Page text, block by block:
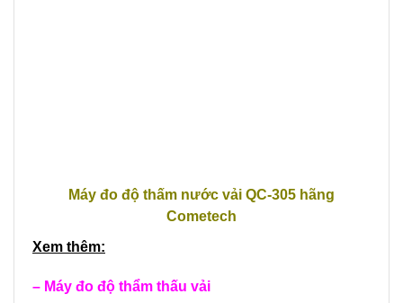
Máy đo độ thấm nước vải QC-305 hãng
Cometech
Xem thêm:
– Máy đo độ thẩm thấu vải